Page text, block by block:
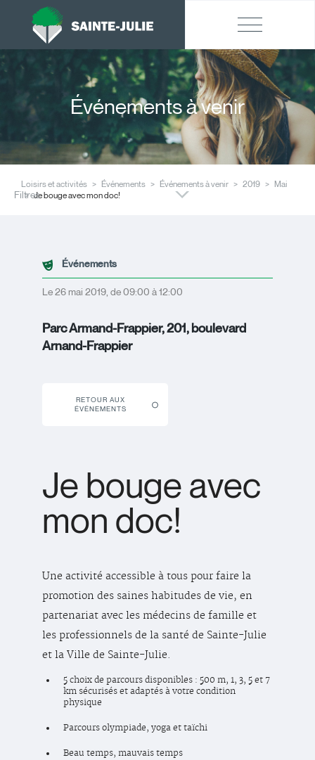
Événements à venir
Loisirs et activités Événements Événements à venir 2019
Mai
Je bouge avec mon doc!
Filtres
Événements
Le 26 mai 2019, de 09:00 à 12:00
Parc Armand-Frappier, 201, boulevard
Arnand-Frappier
RETOUR AUX
ÉVÉNEMENTS
Je bouge avec
mon doc!
Une activité accessible à tous pour faire la
promotion des saines habitudes de vie, en
partenariat avec les médecins de famille et
les professionnels de la santé de Sainte-Julie
et la Ville de Sainte-Julie.
5 choix de parcours disponibles : 500 m, 1, 3, 5 et 7
km sécurisés et adaptés à votre condition
physique
Parcours olympiade, yoga et taïchi
Beau temps, mauvais temps